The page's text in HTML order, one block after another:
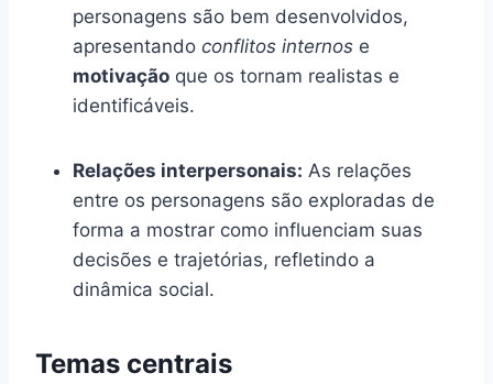
personagens são bem desenvolvidos,
apresentando conflitos internos e
motivação que os tornam realistas e
identificáveis.
Relações interpersonais: As relações
entre os personagens são exploradas de
forma a mostrar como influenciam suas
decisões e trajetórias, refletindo a
dinâmica social.
Temas centrais